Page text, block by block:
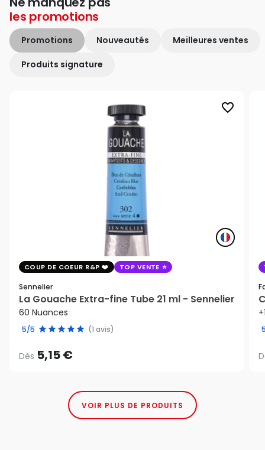
les promotions
Promotions Nouveautés Meilleures ventes
Produits signature
favorite_border
COUP DE COEUR R&P TOP VENTE
Sennelier
La Gouache Extra-fine Tube 21 ml - Sennelier
60 Nuances
5/5 (1 avis)
Dès 5,15 €
VOIR PLUS DE PRODUITS